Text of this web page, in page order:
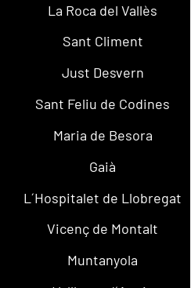
La Roca del Vallès
Sant Climent
Just Desvern
Sant Feliu de Codines
Maria de Besora
Gaià
L´Hospitalet de Llobregat
Vicenç de Montalt
Muntanyola